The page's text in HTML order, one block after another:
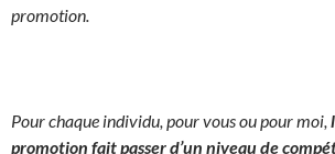
promotion.
Pour chaque individu, pour vous ou pour moi,
promotion fait passer d’un niveau de